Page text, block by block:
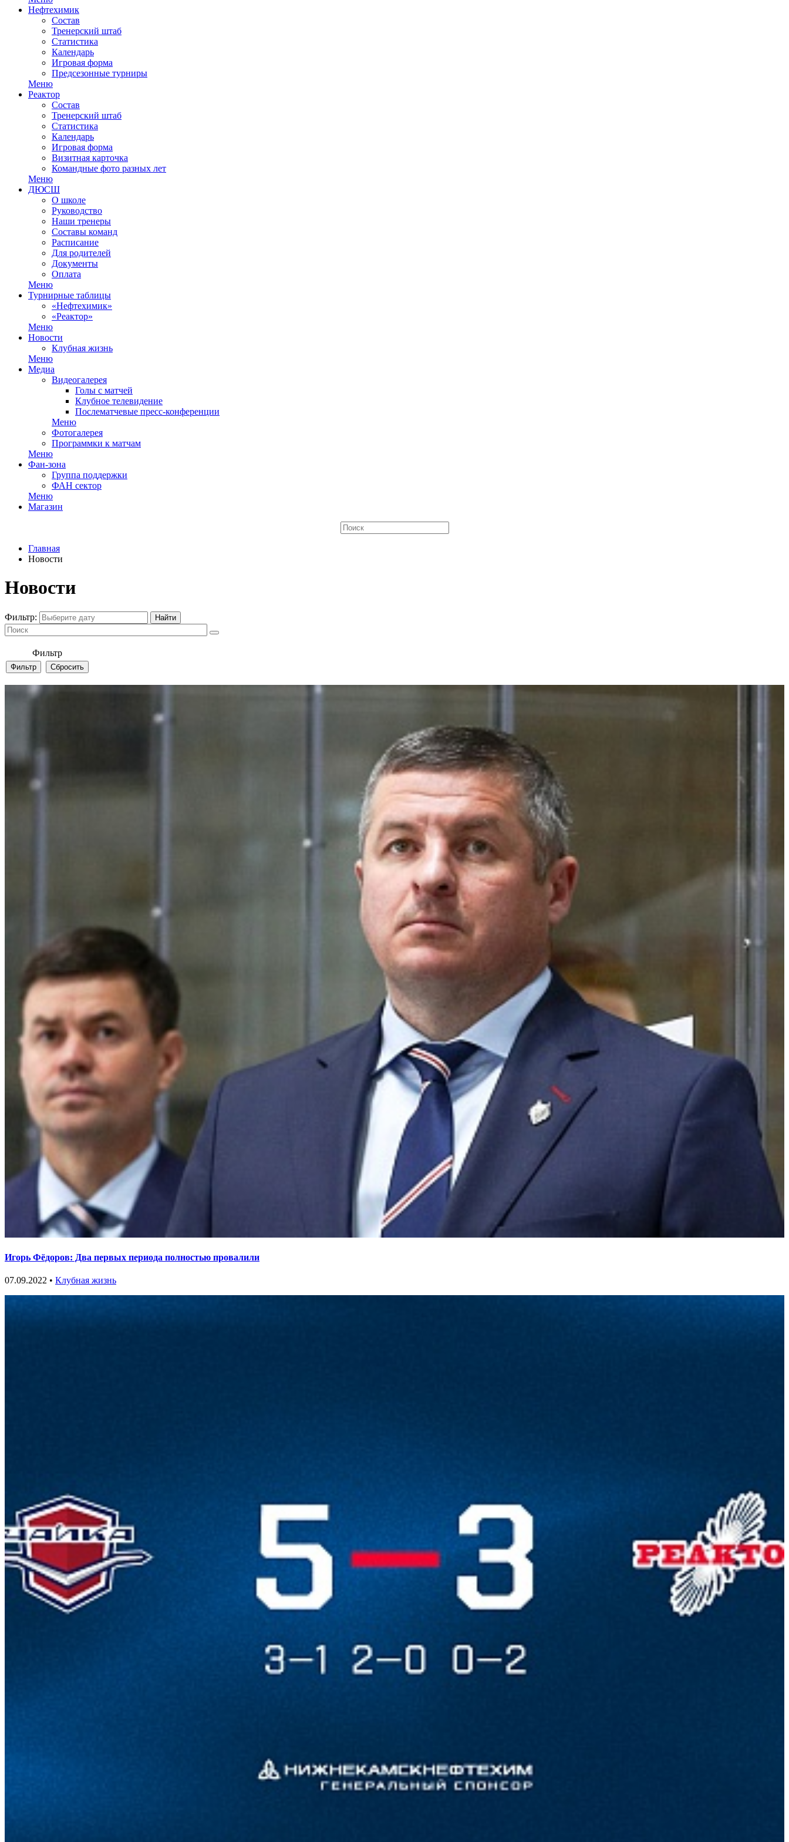
Нефтехимик
Состав
Тренерский штаб
Статистика
Календарь
Игровая форма
Предсезонные турниры
Меню
Реактор
Состав
Тренерский штаб
Статистика
Календарь
Игровая форма
Визитная карточка
Командные фото разных лет
Меню
ДЮСШ
О школе
Руководство
Наши тренеры
Составы команд
Расписание
Для родителей
Документы
Оплата
Меню
Турнирные таблицы
«Нефтехимик»
«Реактор»
Меню
Новости
Клубная жизнь
Меню
Медиа
Видеогалерея
Голы с матчей
Клубное телевидение
Послематчевые пресс-конференции
Меню
Фотогалерея
Программки к матчам
Меню
Фан-зона
Группа поддержки
ФАН сектор
Меню
Магазин
Главная
Новости
Новости
Фильтр:
Фильтр
Игорь Фёдоров: Два первых периода полностью провалили
07.09.2022 • Клубная жизнь